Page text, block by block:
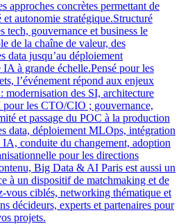
approches concrètes permettant de
autonomie stratégique.Structuré
tech, gouvernance et business le
de la chaîne de valeur, des
data jusqu’au déploiement
IA à grande échelle.Pensé pour les
l’événement répond aux enjeux
modernisation des SI, architecture
les CTO/CIO ; gouvernance,
et passage du POC à la production
data, déploiement MLOps, intégration
IA, conduite du changement, adoption
pour les directions
Big Data & AI Paris est aussi un
à un dispositif de matchmaking et de
vous ciblés, networking thématique et
décideurs, experts et partenaires pour
projets.